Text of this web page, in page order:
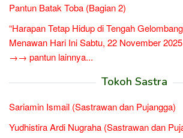
Pantun Batak Toba (Bagian 2)
“Harapan Tetap Hidup di Tengah
Menawan Hari Ini Sabtu, 22 November 2025
→→ pantun lainnya...
Tokoh Sastra
Sariamin Ismail (Sastrawan dan Pujangga)
Yudhistira Ardi Nugraha (Sastrawan dan